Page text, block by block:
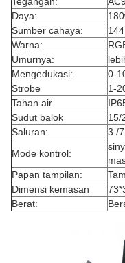
Daya:
Sumber cahaya:
Warna:
Umurnya:
Mengedukasi:
0-
Strobe
1-
Tahan air
Sudut balok
15/
Saluran:
3 /
Mode kontrol:
Papan tampilan:
Dimensi kemasan
Berat: